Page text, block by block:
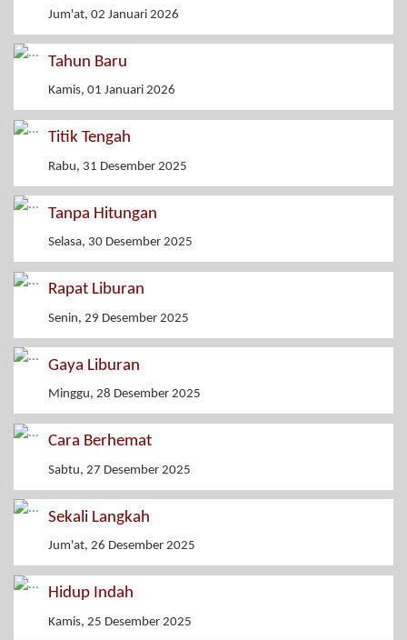
Jum'at, 02 Januari 2026
Tahun Baru
Kamis, 01 Januari 2026
Titik Tengah
Rabu, 31 Desember 2025
Tanpa Hitungan
Selasa, 30 Desember 2025
Rapat Liburan
Senin, 29 Desember 2025
Gaya Liburan
Minggu, 28 Desember 2025
Cara Berhemat
Sabtu, 27 Desember 2025
Sekali Langkah
Jum'at, 26 Desember 2025
Hidup Indah
Kamis, 25 Desember 2025